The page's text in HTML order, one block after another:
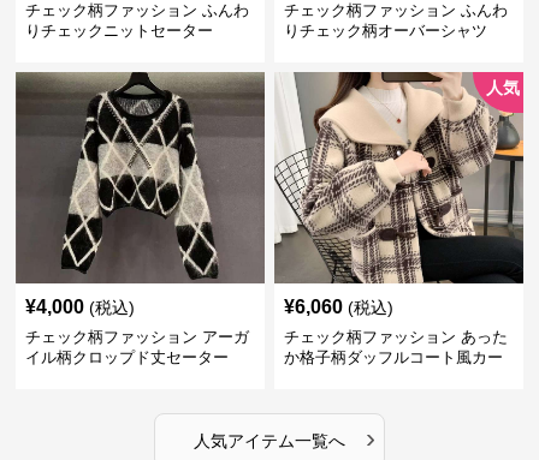
チェック柄ファッション ふんわ
りチェックニットセーター
チェック柄ファッション ふんわ
りチェック柄オーバーシャツ
¥4,000 (税込)
チェック柄ファッション アーガ
イル柄クロップド丈セーター
人気
¥6,060 (税込)
チェック柄ファッション あった
か格子柄ダッフルコート風カー
人気アイテム一覧へ ›